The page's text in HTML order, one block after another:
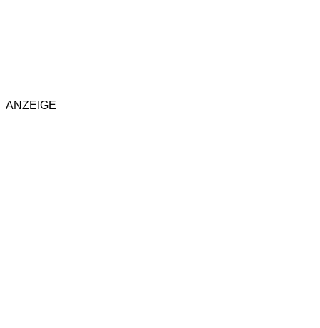
ANZEIGE